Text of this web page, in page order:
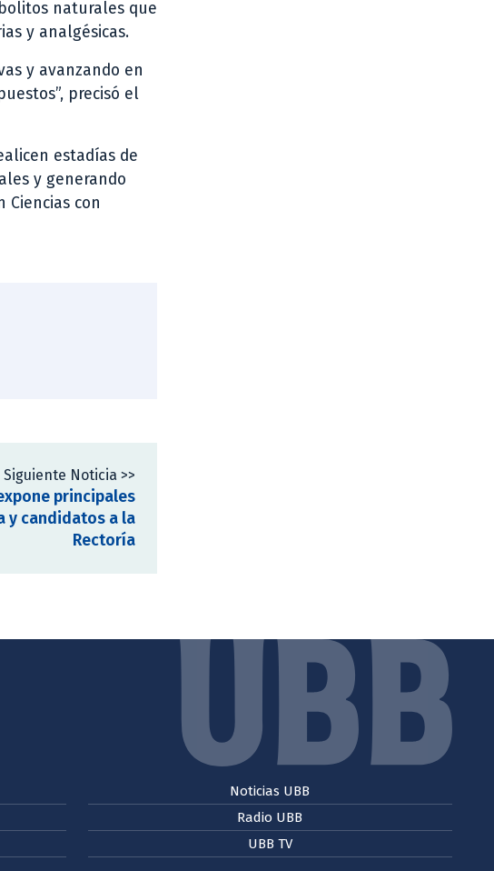
naturales que
y analgésicas.
y avanzando en
precisó el
estadías de
y generando
con
Siguiente Noticia >>
principales
y candidatos a la
Rectoría
Noticias UBB
Radio UBB
UBB TV